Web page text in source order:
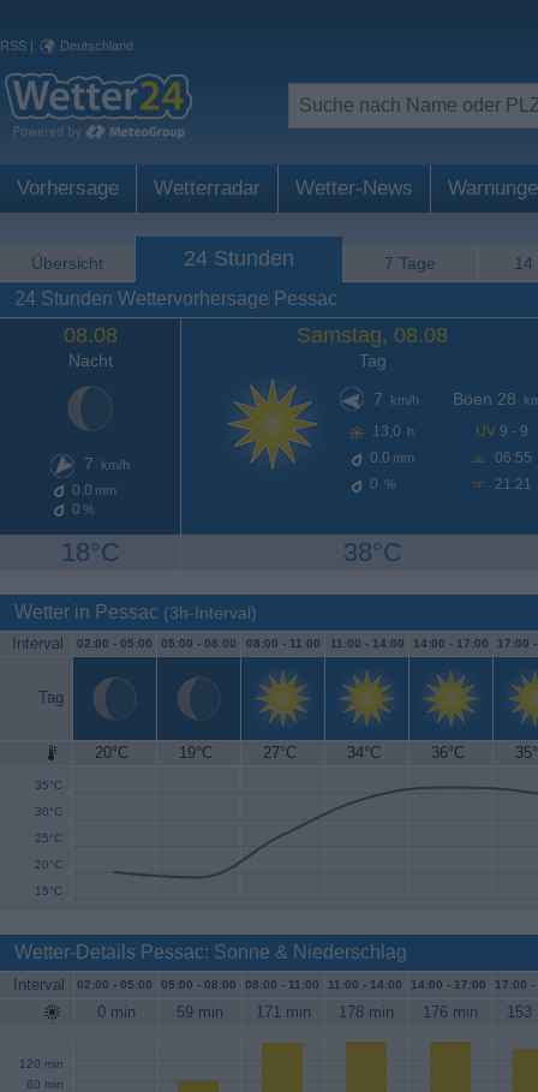
RSS | Deutschland
Vorhersage Wetterradar Wetter-News
Übersicht 24 Stunden 7 Tage 14
24 Stunden Wettervorhersage Pessac
08.08
Nacht
7 km/h
0.0 mm
0 %
18°C
Samstag, 08.08
Tag
7
km/h
13,0 h
0.0 mm
0 %
Böen 28
UV 9 - 9
06:55
21:21
38°C
Wetter in Pessac (3h-Interval)
Interval 02:00 - 05:00 05:00 - 08:00 08:00 - 11:00 11:00 - 14:00 14:00 - 17:00 17:00
Tag
20°C 19°C 27°C 34°C 36°C
15°C
20°C
25°C
30°C
35°C
40°C
Wetter-Details Pessac: Sonne & Niederschlag
Interval 02:00 - 05:00 05:00 - 08:00 08:00 - 11:00 11:00 - 14:00 14:00 - 17:00 17:00 -
0 min 59 min 171 min 178 min 176 min 153
60 min
120 min